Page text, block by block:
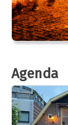
Agenda